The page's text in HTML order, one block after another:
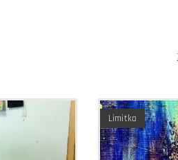
Limitka